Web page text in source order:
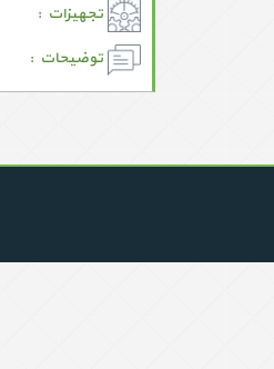
تجهیزات :
توضیحات :